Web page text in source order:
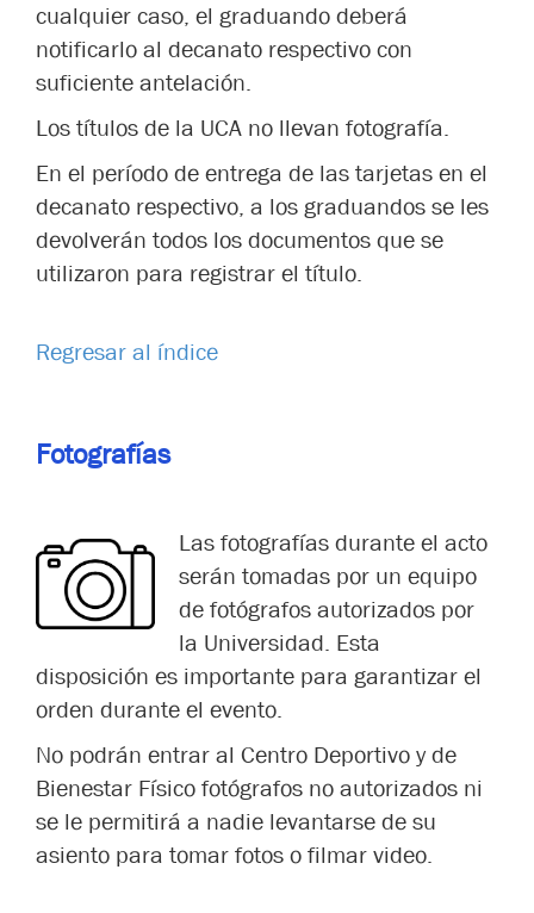
cualquier caso, el graduando deberá
notificarlo al decanato respectivo con
suficiente antelación.
Los títulos de la UCA no llevan fotografía.
En el período de entrega de las tarjetas en el
decanato respectivo, a los graduandos se les
devolverán todos los documentos que se
utilizaron para registrar el título.
Regresar al índice
Fotografías
Las fotografías durante el acto
serán tomadas por un equipo
de fotógrafos autorizados por
la Universidad. Esta
disposición es importante para garantizar el
orden durante el evento.
No podrán entrar al Centro Deportivo y de
Bienestar Físico fotógrafos no autorizados ni
se le permitirá a nadie levantarse de su
asiento para tomar fotos o filmar video.